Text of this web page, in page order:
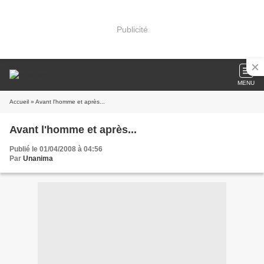
Publicité
MENU
Accueil » Avant l'homme et après...
Avant l'homme et après...
Publié le 01/04/2008 à 04:56
Par Unanima